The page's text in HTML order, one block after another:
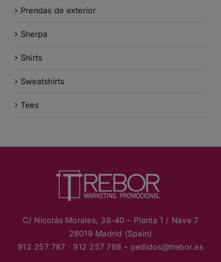
Prendas de exterior
Sherpa
Shirts
Sweatshirts
Tees
C/ Nicolás Morales, 38-40 – Planta 1 / Nave 7
28019 Madrid (Spain)
912 257 787 · 912 257 788 – pedidos@trebor.es